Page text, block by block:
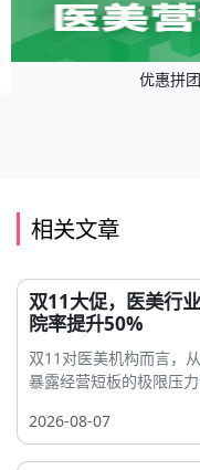
优惠拼
相关文章
双11大促，医美行
院率提升50%
双11对医美机构而言，
暴露经营短板的极限压
2026-08-07